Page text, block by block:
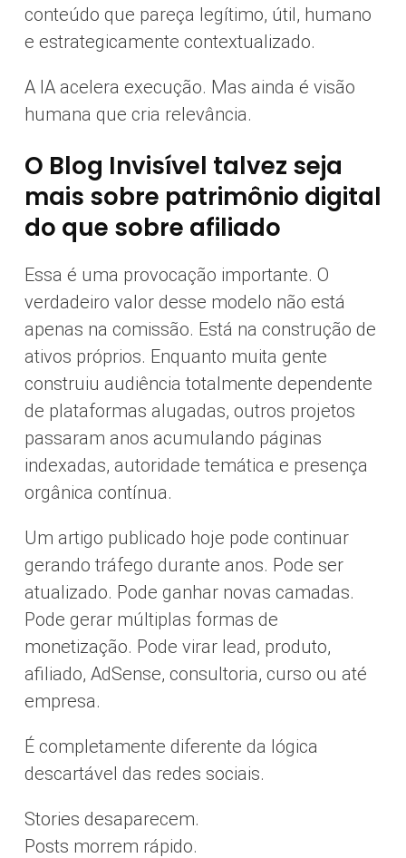
conteúdo que pareça legítimo, útil, humano
e estrategicamente contextualizado.
A IA acelera execução. Mas ainda é visão
humana que cria relevância.
O Blog Invisível talvez seja
mais sobre patrimônio digital
do que sobre afiliado
Essa é uma provocação importante. O
verdadeiro valor desse modelo não está
apenas na comissão. Está na construção de
ativos próprios. Enquanto muita gente
construiu audiência totalmente dependente
de plataformas alugadas, outros projetos
passaram anos acumulando páginas
indexadas, autoridade temática e presença
orgânica contínua.
Um artigo publicado hoje pode continuar
gerando tráfego durante anos. Pode ser
atualizado. Pode ganhar novas camadas.
Pode gerar múltiplas formas de
monetização. Pode virar lead, produto,
afiliado, AdSense, consultoria, curso ou até
empresa.
É completamente diferente da lógica
descartável das redes sociais.
Stories desaparecem.
Posts morrem rápido.